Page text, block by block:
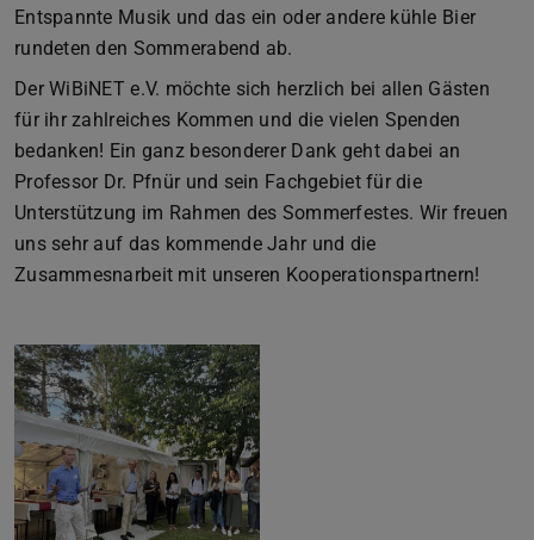
Entspannte Musik und das ein oder andere kühle Bier
rundeten den Sommerabend ab.
Der WiBiNET e.V. möchte sich herzlich bei allen Gästen
für ihr zahlreiches Kommen und die vielen Spenden
bedanken! Ein ganz besonderer Dank geht dabei an
Professor Dr. Pfnür und sein Fachgebiet für die
Unterstützung im Rahmen des Sommerfestes. Wir freuen
uns sehr auf das kommende Jahr und die
Zusammesnarbeit mit unseren Kooperationspartnern!